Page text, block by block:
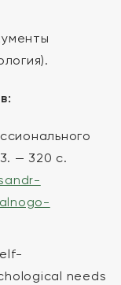
— 320 с.
needs